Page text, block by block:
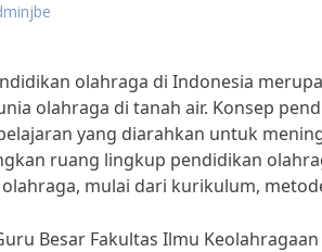
olahraga di Indonesia
olahraga di tanah air. Konsep
yang diarahkan untuk
ruang lingkup pendidikan
mulai dari kurikulum,
Besar Fakultas Ilmu